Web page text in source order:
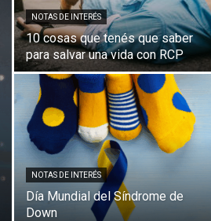
NOTAS DE INTERÉS
10 cosas que tenés que saber
para salvar una vida con RCP
NOTAS DE INTERÉS
Día Mundial del Síndrome de
Down